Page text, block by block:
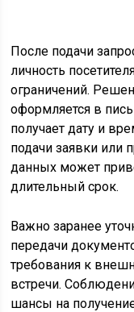
После подачи
личность
ограничений.
оформляется в
получает дату и
подачи заявки или
данных может
длительный срок.
Важно заранее
передачи
требования к
встречи.
шансы на